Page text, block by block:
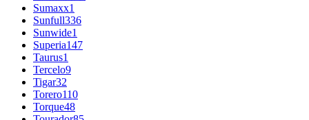
Sumaxx1
Sunfull336
Sunwide1
Superia147
Taurus1
Tercelo9
Tigar32
Torero110
Torque48